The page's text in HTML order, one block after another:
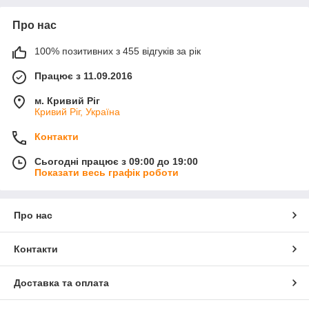
Про нас
100% позитивних з 455 відгуків за рік
Працює з 11.09.2016
м. Кривий Ріг
Кривий Ріг, Україна
Контакти
Сьогодні працює з 09:00 до 19:00
Показати весь графік роботи
Про нас
Контакти
Доставка та оплата